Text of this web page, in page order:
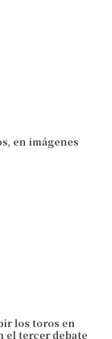
en imágenes
los toros en
el tercer debate